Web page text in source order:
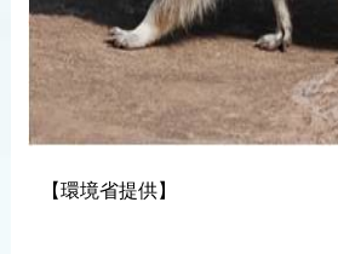
【環境省提供】